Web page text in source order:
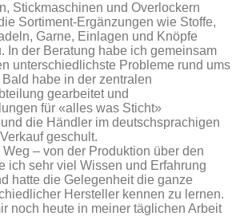
Stickmaschinen und Overlockern
Sortiment-Ergänzungen wie Stoffe,
Garne, Einlagen und Knöpfe
In der Beratung habe ich gemeinsam
unterschiedlichste Probleme rund ums
habe in der zentralen
gearbeitet und
für «alles was Sticht»
die Händler im deutschsprachigen
geschult.
– von der Produktion über den
ich sehr viel Wissen und Erfahrung
hatte die Gelegenheit die ganze
Hersteller kennen zu lernen.
noch heute in meiner täglichen Arbeit